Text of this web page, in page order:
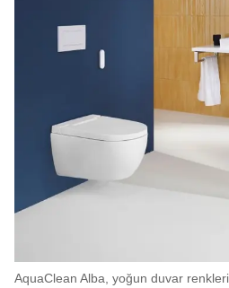
AquaClean Alba, yoğun duvar